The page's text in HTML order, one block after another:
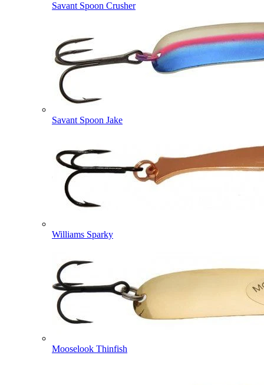
Savant Spoon Crusher
Savant Spoon Jake
Williams Sparky
Mooselook Thinfish